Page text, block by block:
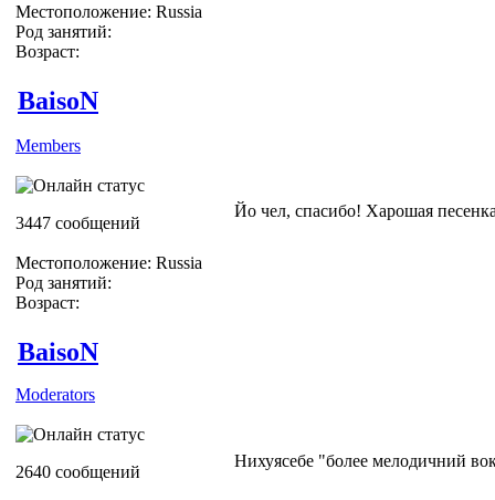
Местоположение: Russia
Род занятий:
Возраст:
BaisoN
Members
3447 сообщений
Местоположение: Russia
Род занятий:
Возраст:
Йо чел, спасибо! Харошая
BaisoN
Moderators
2640 сообщений
Нихуясебе "более мелодичний